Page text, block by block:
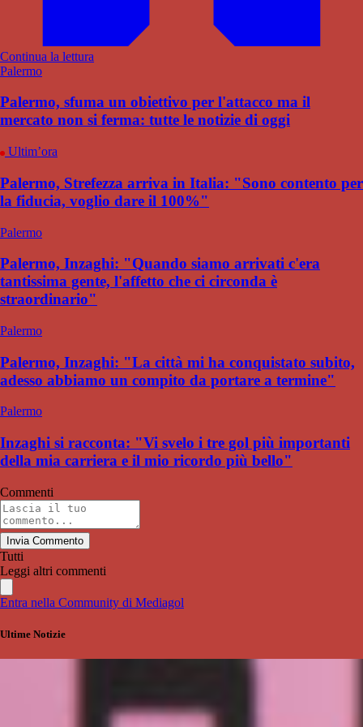
Continua la lettura
Palermo
Palermo, sfuma un obiettivo per l'attacco ma il
mercato non si ferma: tutte le notizie di oggi
Ultim’ora
Palermo, Strefezza arriva in Italia: "Sono contento per
la fiducia, voglio dare il 100%"
Palermo
Palermo, Inzaghi: "Quando siamo arrivati c'era
tantissima gente, l'affetto che ci circonda è
straordinario"
Palermo
Palermo, Inzaghi: "La città mi ha conquistato subito,
adesso abbiamo un compito da portare a termine"
Palermo
Inzaghi si racconta: "Vi svelo i tre gol più importanti
della mia carriera e il mio ricordo più bello"
Commenti
Invia Commento
Tutti
Leggi altri commenti
Entra nella Community di Mediagol
Ultime Notizie